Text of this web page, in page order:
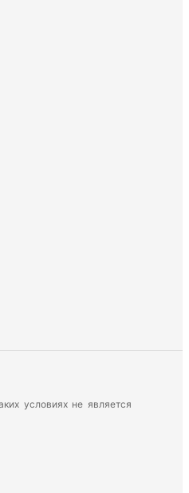
условиях не является